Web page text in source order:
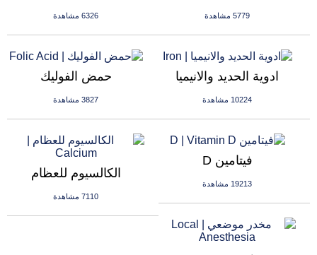
6326 مشاهدة 5779 مشاهدة
حمض الفوليك
3827 مشاهدة
ادوية الحديد والانيميا
10224 مشاهدة
الكالسيوم للعظام
7110 مشاهدة
فيتامين D
19213 مشاهدة